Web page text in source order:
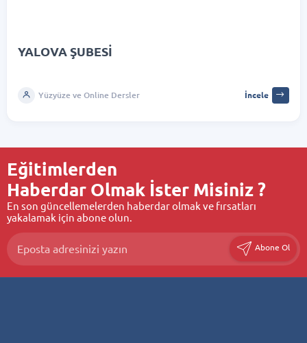
YALOVA ŞUBESİ
Yüzyüze ve Online Dersler İncele
Eğitimlerden
Haberdar Olmak İster Misiniz ?
En son güncellemelerden haberdar olmak ve fırsatları
yakalamak için abone olun.
Abone Ol